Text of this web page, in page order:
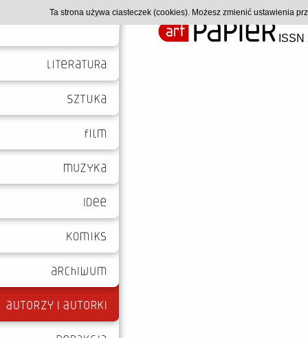
Ta strona używa ciasteczek (cookies). Możesz zmienić ustawienia